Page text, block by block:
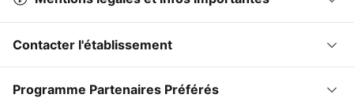
Contacter l'établissement
Programme Partenaires Préférés